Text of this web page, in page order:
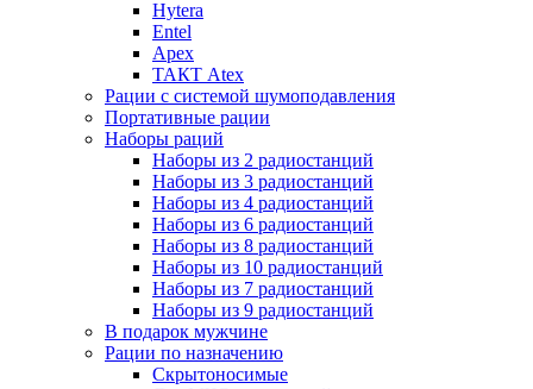
Hytera
Entel
Apex
ТАКТ Atex
Рации с системой шумоподавления
Портативные рации
Наборы раций
Наборы из 2 радиостанций
Наборы из 3 радиостанций
Наборы из 4 радиостанций
Наборы из 6 радиостанций
Наборы из 8 радиостанций
Наборы из 10 радиостанций
Наборы из 7 радиостанций
Наборы из 9 радиостанций
В подарок мужчине
Рации по назначению
Скрытоносимые